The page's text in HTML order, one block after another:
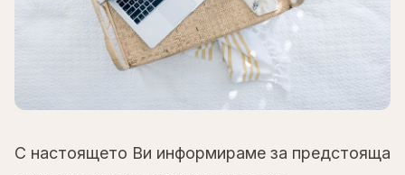
С настоящето Ви информираме за предстояща